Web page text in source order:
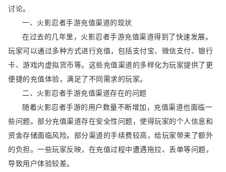
讨论。
一、火影忍者手游充值渠道的现状
在过去的几年里，火影忍者手游充值渠道得到了快速发展。
玩家可以通过多种方式进行充值，包括支付宝、微信支付、银行
卡、游戏内虚拟货币等。这些充值渠道的多样化为玩家提供了更
便捷的充值体验，满足了不同需求的玩家。
二、火影忍者手游充值渠道存在的问题
随着火影忍者手游的用户数量不断增加，充值渠道也面临一
些问题。部分充值渠道存在安全性问题，使得玩家的个人信息和
资金存储面临风险。部分渠道的手续费较高，给玩家带来了额外
的负担。一些玩家反映，在充值过程中遭遇拖拉、丢单等问题，
导致用户体验较差。